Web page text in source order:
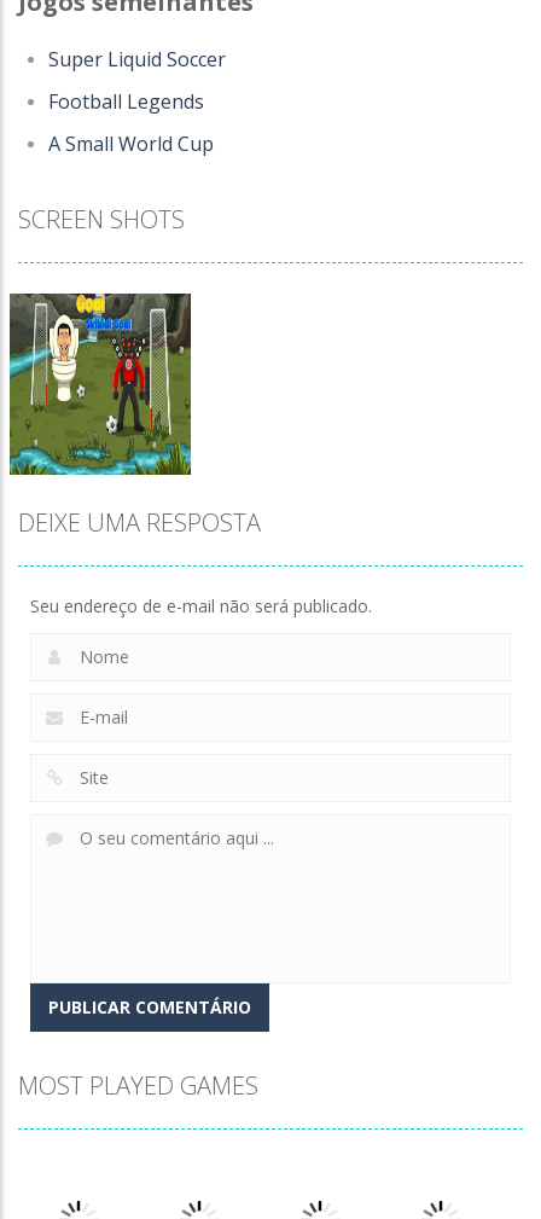
Super Liquid Soccer
Football Legends
A Small World Cup
SCREEN SHOTS
DEIXE UMA RESPOSTA
Seu endereço de e-mail não será publicado.
MOST PLAYED GAMES